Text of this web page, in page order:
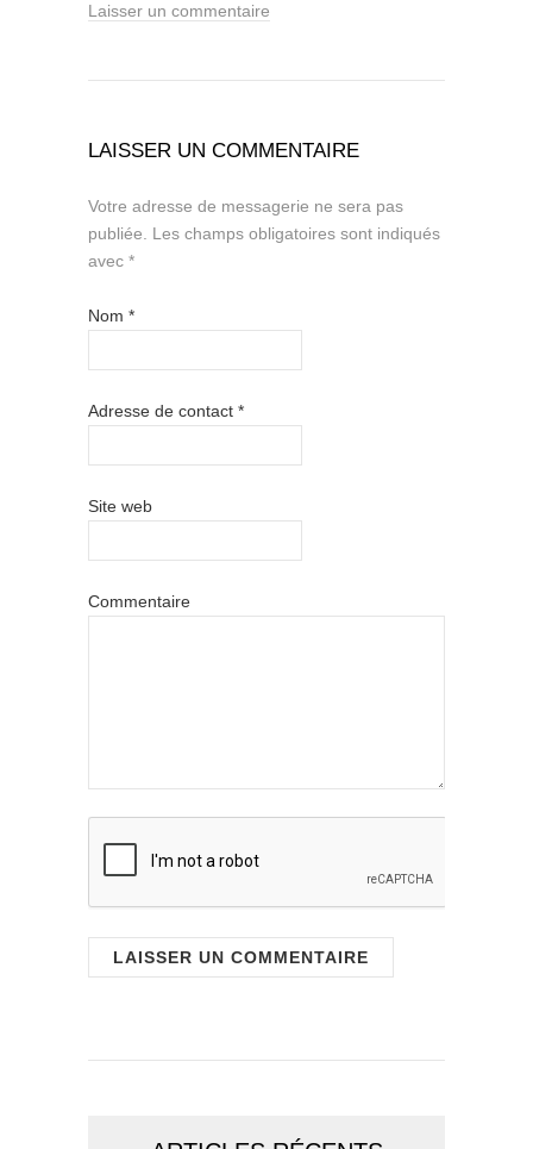
Laisser un commentaire
LAISSER UN COMMENTAIRE
Votre adresse de messagerie ne sera pas
publiée. Les champs obligatoires sont indiqués
avec *
Nom *
Adresse de contact *
Site web
Commentaire